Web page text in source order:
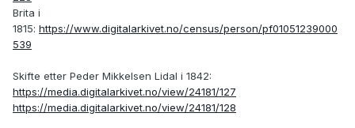
Brita i
1815: https://www.digitalarkivet.no/census/person/pf01051239000
539
Skifte etter Peder Mikkelsen Lidal i 1842:
https://media.digitalarkivet.no/view/24181/127
https://media.digitalarkivet.no/view/24181/128